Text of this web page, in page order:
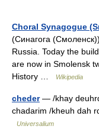
Choral Synagogue
(Синагога
Russia. Today the
are now in Smolensk
History …
Wikipedia
cheder— /khay
chadarim /kheuh dah
Universalium